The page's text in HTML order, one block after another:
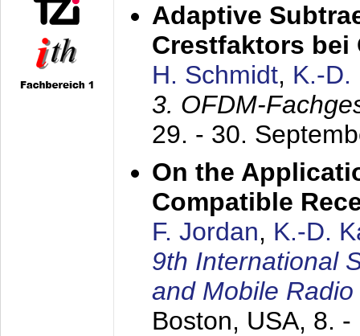
Adaptive
Crestfaktors bei
H. Schmidt, K.-D.
3. OFDM-
29. - 30.
On the
Compatible
F. Jordan, K.-D.
9th International
and Mobile
Boston, USA, 8. -